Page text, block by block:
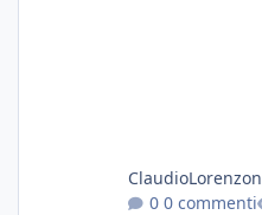
ClaudioLorenzon
0 commenti